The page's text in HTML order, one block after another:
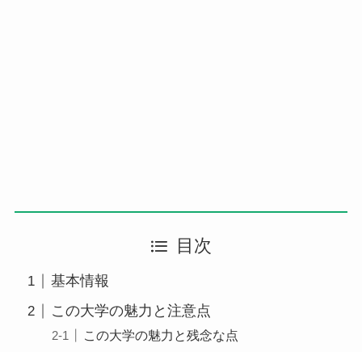
目次
基本情報
この大学の魅力と注意点
この大学の魅力と残念な点